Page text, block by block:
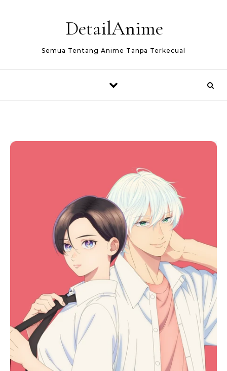
DetailAnime
Semua Tentang Anime Tanpa Terkecual